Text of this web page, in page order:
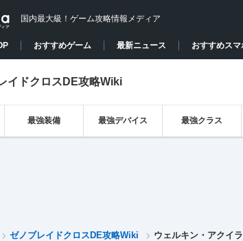
国内最大級！ゲーム攻略情報メディア
おすすめゲーム 最新ニュース おすすめス
イドクロスDE攻略Wiki
最強装備 最強デバイス 最強クラス
ゼノブレイドクロスDE攻略Wiki ウェルキン・アクイ